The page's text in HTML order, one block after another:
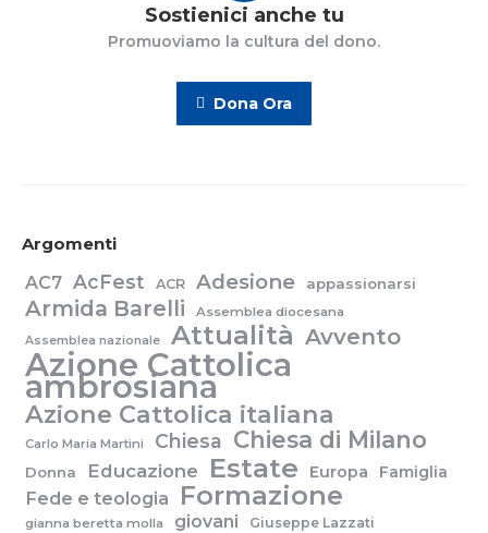
Sostienici anche tu
Promuoviamo la cultura del dono.
Dona Ora
Argomenti
AC7 AcFest ACR Adesione appassionarsi
Armida Barelli Assemblea diocesana
Assemblea nazionale Attualità Avvento
Azione Cattolica
ambrosiana
Azione Cattolica italiana
Carlo Maria Martini Chiesa Chiesa di Milano
Donna Educazione Estate Europa Famiglia
Fede e teologia Formazione
gianna beretta molla giovani Giuseppe Lazzati